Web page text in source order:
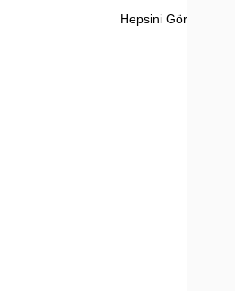
Hepsini Gör